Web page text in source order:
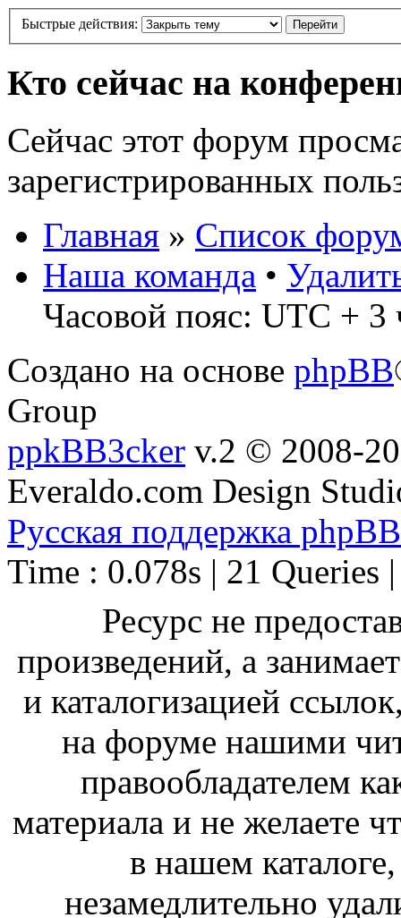
Быстрые действия:
Кто сейчас на
Сейчас этот форум
зарегистрированных
Главная » Список
Наша команда •
Часовой пояс: UTC + 3
Создано на основе phpBB
Group
ppkBB3cker v.2 © 2008-
Everaldo.com Design
Русская поддержка phpBB
Time : 0.078s | 21 Queries
Ресурс не
произведений, а
и каталогизацией
на форуме нашими
правообладателем
материала и не желаете
в нашем
незамедлительно